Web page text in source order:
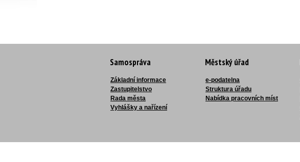
Samospráva
Základní informace
Zastupitelstvo
Rada města
Vyhlášky a nařízení
Městský úřad
e-podatelna
Struktura úřadu
Nabídka pracovních míst